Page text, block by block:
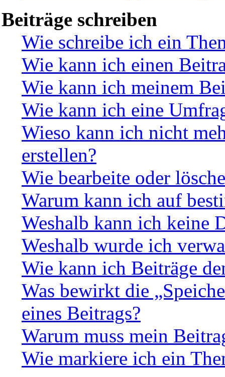
Beiträge schreiben
Wie schreibe ich ein
Wie kann ich einen
Wie kann ich meinem
Wie kann ich eine
Wieso kann ich nicht
erstellen?
Wie bearbeite oder
Warum kann ich auf
Weshalb kann ich keine
Weshalb wurde ich
Wie kann ich Beiträge
Was bewirkt die
eines Beitrags?
Warum muss mein
Wie markiere ich ein